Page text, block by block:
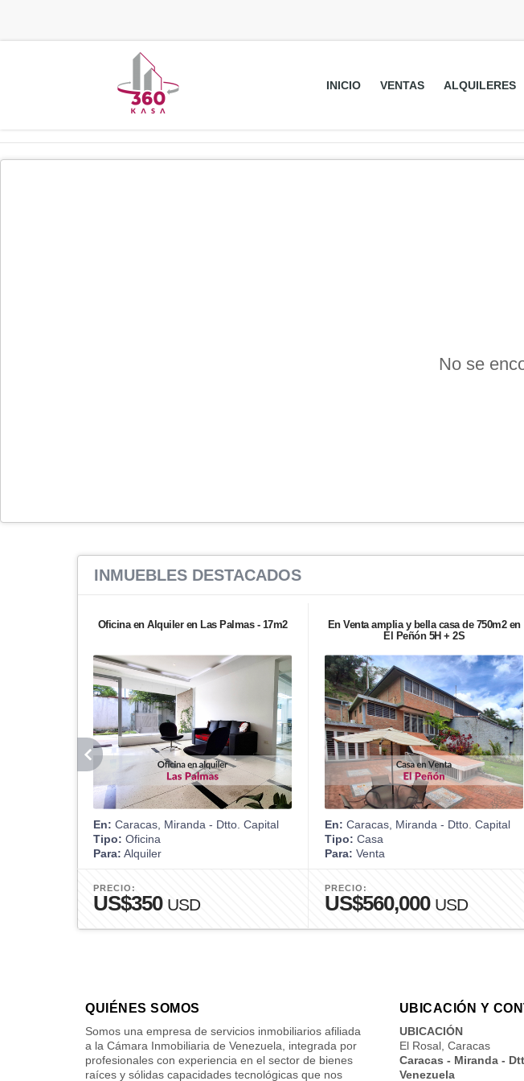
INICIO VENTAS ALQUILERES
No se
INMUEBLES DESTACADOS
Oficina en Alquiler en Las Palmas - 17m2
En: Caracas, Miranda - Dtto. Capital
Tipo: Oficina
Para: Alquiler
PRECIO:
US$350 USD
En Venta amplia y bella casa de 750m2 en
El Peñón 5H + 2S
En: Caracas, Miranda - Dtto. Capital
Tipo: Casa
Para: Venta
PRECIO:
US$560,000 USD
QUIÉNES SOMOS
Somos una empresa de servicios inmobiliarios afiliada
a la Cámara Inmobiliaria de Venezuela, integrada por
profesionales con experiencia en el sector de bienes
raíces y sólidas capacidades tecnológicas que nos
UBICACIÓN Y
UBICACIÓN
El Rosal, Caracas
Caracas - Miranda -
Venezuela